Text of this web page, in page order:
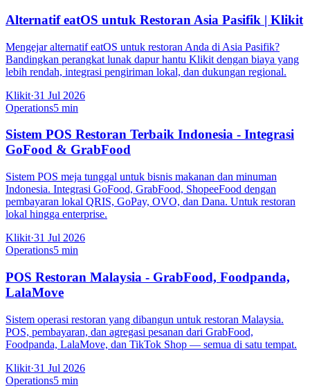
Alternatif eatOS untuk Restoran Asia Pasifik | Klikit
Mengejar alternatif eatOS untuk restoran Anda di Asia Pasifik?
Bandingkan perangkat lunak dapur hantu Klikit dengan biaya yang
lebih rendah, integrasi pengiriman lokal, dan dukungan regional.
Klikit·31 Jul 2026
Operations5 min
Sistem POS Restoran Terbaik Indonesia - Integrasi
GoFood & GrabFood
Sistem POS meja tunggal untuk bisnis makanan dan minuman
Indonesia. Integrasi GoFood, GrabFood, ShopeeFood dengan
pembayaran lokal QRIS, GoPay, OVO, dan Dana. Untuk restoran
lokal hingga enterprise.
Klikit·31 Jul 2026
Operations5 min
POS Restoran Malaysia - GrabFood, Foodpanda,
LalaMove
Sistem operasi restoran yang dibangun untuk restoran Malaysia.
POS, pembayaran, dan agregasi pesanan dari GrabFood,
Foodpanda, LalaMove, dan TikTok Shop — semua di satu tempat.
Klikit·31 Jul 2026
Operations5 min